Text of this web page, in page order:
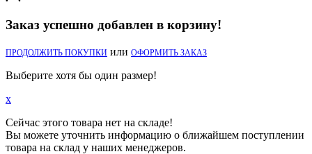
Заказ успешно добавлен в корзину!
ПРОДОЛЖИТЬ ПОКУПКИ или ОФОРМИТЬ ЗАКАЗ
Выберите хотя бы один размер!
x
Сейчас этого товара нет на складе!
Вы можете уточнить информацию о ближайшем поступлении
товара на склад у наших менеджеров.